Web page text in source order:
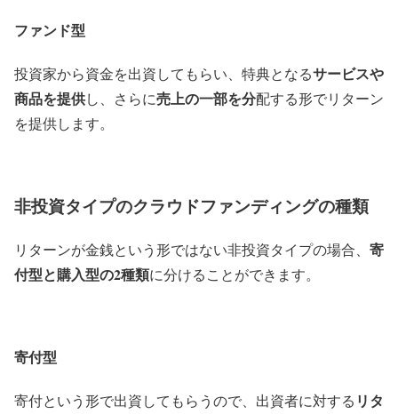
ファンド型
投資家から資金を出資してもらい、特典となるサービスや
商品を提供し、さらに売上の一部を分配する形でリターン
を提供します。
非投資タイプのクラウドファンディングの種類
リターンが金銭という形ではない非投資タイプの場合、 寄
付型と購入型の2種類に分けることができます。
寄付型
寄付という形で出資してもらうので、出資者に対する リタ